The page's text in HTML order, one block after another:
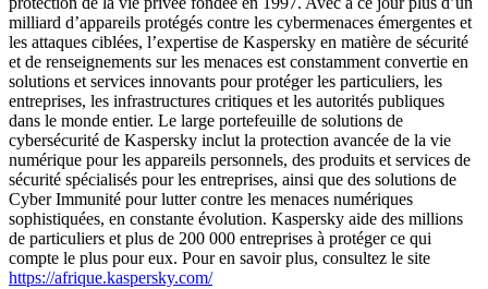
milliard d’appareils protégés contre les cybermenaces émergentes et
les attaques ciblées, l’expertise de Kaspersky en matière de sécurité
et de renseignements sur les menaces est constamment convertie en
solutions et services innovants pour protéger les particuliers, les
entreprises, les infrastructures critiques et les autorités publiques
dans le monde entier. Le large portefeuille de solutions de
cybersécurité de Kaspersky inclut la protection avancée de la vie
numérique pour les appareils personnels, des produits et services de
sécurité spécialisés pour les entreprises, ainsi que des solutions de
Cyber Immunité pour lutter contre les menaces numériques
sophistiquées, en constante évolution. Kaspersky aide des millions
de particuliers et plus de 200 000 entreprises à protéger ce qui
compte le plus pour eux. Pour en savoir plus, consultez le site
https://afrique.kaspersky.com/